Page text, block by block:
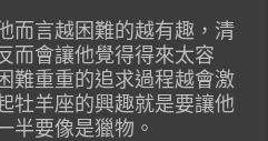
而言越困難的越有趣，清
而會讓他覺得得來太容
難重重的追求過程越會激
牡羊座的興趣就是要讓他
半要像是獵物。